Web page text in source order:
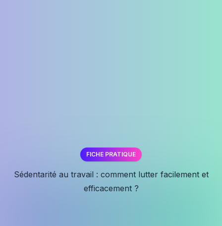
FICHE PRATIQUE
Sédentarité au travail : comment lutter facilement et
efficacement ?